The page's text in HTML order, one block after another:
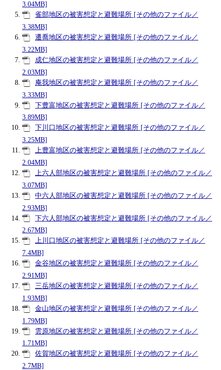
3.04MB]
雀部地区の被害想定と避難場所 [その他のファイル／
3.38MB]
遷喬地区の被害想定と避難場所 [その他のファイル／
3.22MB]
成仁地区の被害想定と避難場所 [その他のファイル／
2.03MB]
庵我地区の被害想定と避難場所 [その他のファイル／
3.33MB]
下豊富地区の被害想定と避難場所 [その他のファイル／
3.89MB]
下川口地区の被害想定と避難場所 [その他のファイル／
3.25MB]
上豊富地区の被害想定と避難場所 [その他のファイル／
2.04MB]
上六人部地区の被害想定と避難場所 [その他のファイル／
3.07MB]
中六人部地区の被害想定と避難場所 [その他のファイル／
2.93MB]
下六人部地区の被害想定と避難場所 [その他のファイル／
2.67MB]
上川口地区の被害想定と避難場所 [その他のファイル／
7.4MB]
金谷地区の被害想定と避難場所 [その他のファイル／
2.91MB]
三岳地区の被害想定と避難場所 [その他のファイル／
1.93MB]
金山地区の被害想定と避難場所 [その他のファイル／
1.79MB]
雲原地区の被害想定と避難場所 [その他のファイル／
1.71MB]
佐賀地区の被害想定と避難場所 [その他のファイル／
2.7MB]